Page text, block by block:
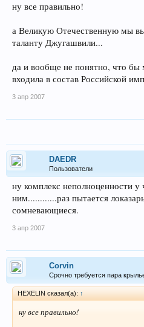
ну все правильно!
а Великую Отечественную мы
таланту Джугашвили...
да и вообще не понятно, что бы
входила в состав Российской
3 апр 2007
DAEDR
Пользователи
ну комплекс неполноценности у
ним............раз пытается
сомневающиеся.
3 апр 2007
Corvin
Срочно требуется пара
HEXELIN сказал(а): ↑
ну все правильно!